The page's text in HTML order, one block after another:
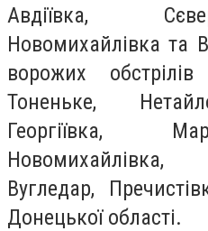
Авдіївка,
Новомихайлівка та
ворожих
Тоненьке,
Георгіївка,
Новомихайлівка,
Вугледар,
Донецької області.